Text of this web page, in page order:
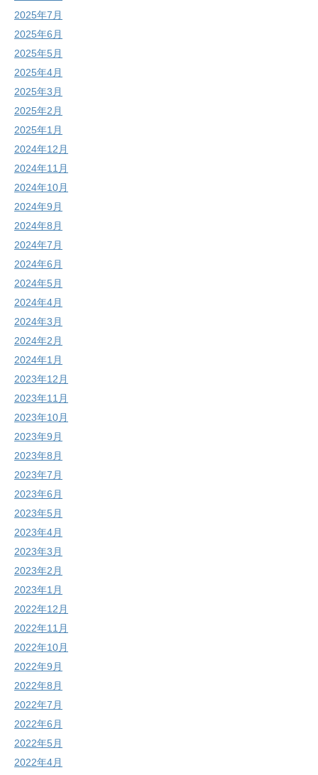
2025年7月
2025年6月
2025年5月
2025年4月
2025年3月
2025年2月
2025年1月
2024年12月
2024年11月
2024年10月
2024年9月
2024年8月
2024年7月
2024年6月
2024年5月
2024年4月
2024年3月
2024年2月
2024年1月
2023年12月
2023年11月
2023年10月
2023年9月
2023年8月
2023年7月
2023年6月
2023年5月
2023年4月
2023年3月
2023年2月
2023年1月
2022年12月
2022年11月
2022年10月
2022年9月
2022年8月
2022年7月
2022年6月
2022年5月
2022年4月